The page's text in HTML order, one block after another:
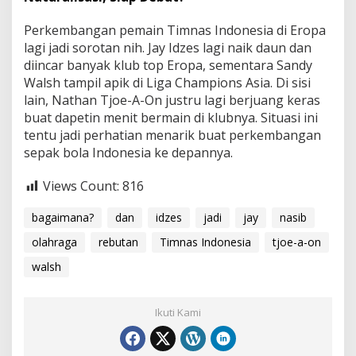
Perkembangan pemain Timnas Indonesia di Eropa
lagi jadi sorotan nih. Jay Idzes lagi naik daun dan
diincar banyak klub top Eropa, sementara Sandy
Walsh tampil apik di Liga Champions Asia. Di sisi
lain, Nathan Tjoe-A-On justru lagi berjuang keras
buat dapetin menit bermain di klubnya. Situasi ini
tentu jadi perhatian menarik buat perkembangan
sepak bola Indonesia ke depannya.
Views Count: 816
bagaimana? dan idzes jadi jay
nasib
olahraga
rebutan Timnas Indonesia
tjoe-a-on
walsh
Ikuti Kami